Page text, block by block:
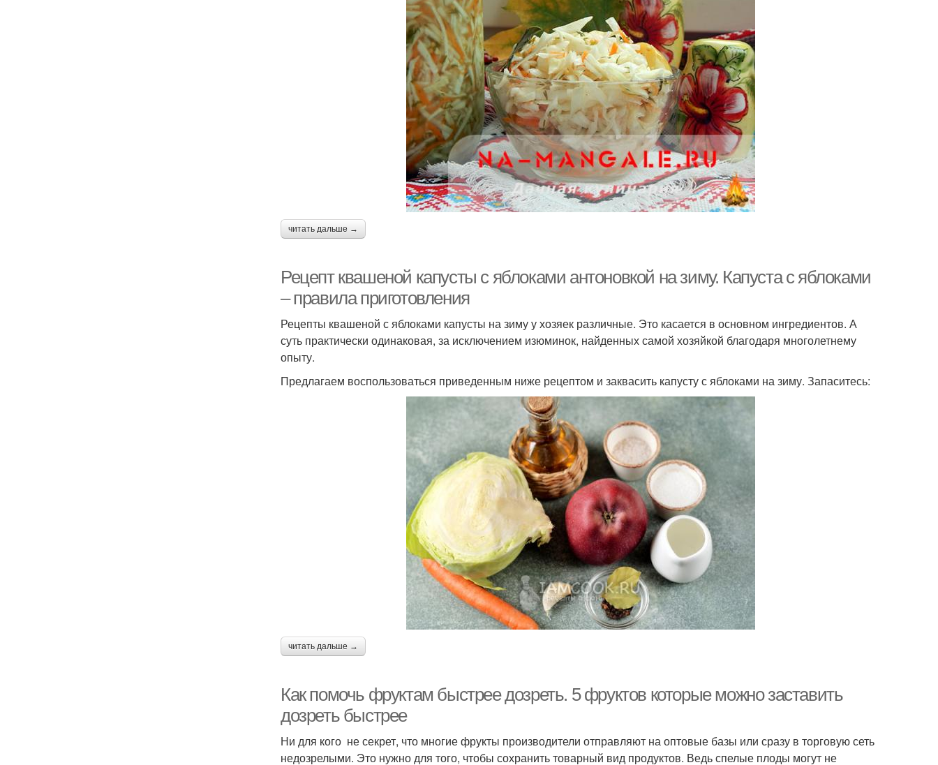
читать дальше →
Рецепт квашеной капусты с яблоками антоновкой на зиму. Капуста с яблоками
– правила приготовления
Рецепты квашеной с яблоками капусты на зиму у хозяек различные. Это касается в основном ингредиентов. А
суть практически одинаковая, за исключением изюминок, найденных самой хозяйкой благодаря многолетнему
опыту.
Предлагаем воспользоваться приведенным ниже рецептом и заквасить капусту с яблоками на зиму. Запаситесь:
читать дальше →
Как помочь фруктам быстрее дозреть. 5 фруктов которые можно заставить
дозреть быстрее
Ни для кого не секрет, что многие фрукты производители отправляют на оптовые базы или сразу в торговую сеть
недозрелыми. Это нужно для того, чтобы сохранить товарный вид продуктов. Ведь спелые плоды могут не